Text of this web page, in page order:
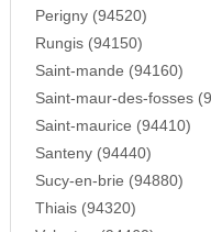
Perigny (94520)
Rungis (94150)
Saint-mande (94160)
Saint-maur-des-fosses
Saint-maurice (94410)
Santeny (94440)
Sucy-en-brie (94880)
Thiais (94320)